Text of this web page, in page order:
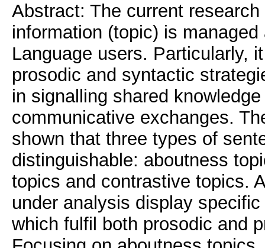
Abstract: The current
information (topic) is
Language users. Particularly,
prosodic and syntactic
in signalling shared
communicative exchanges.
shown that three types of
distinguishable: aboutness
topics and contrastive topics.
under analysis display
which fulfil both prosodic and